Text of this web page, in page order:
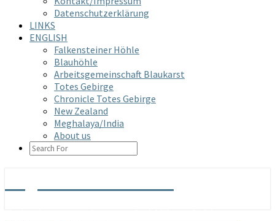
Datenschutzerklärung
LINKS
ENGLISH
Falkensteiner Höhle
Blauhöhle
Arbeitsgemeinschaft Blaukarst
Totes Gebirge
Chronicle Totes Gebirge
New Zealand
Meghalaya/India
About us
SEARCH
ICON